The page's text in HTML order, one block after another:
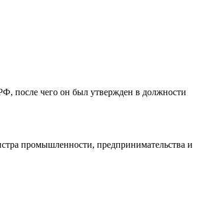
после чего он был утвержден в должности
промышленности, предпринимательства и